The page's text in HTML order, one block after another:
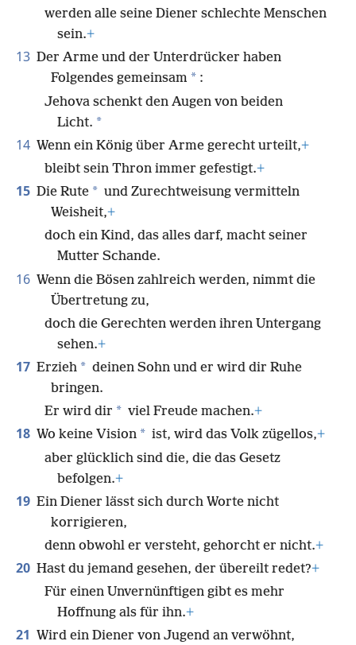
werden alle seine Diener schlechte Menschen
sein.+
13 Der Arme und der Unterdrücker haben
Folgendes gemeinsam * :
Jehova schenkt den Augen von beiden
Licht. *
14 Wenn ein König über Arme gerecht urteilt,+
bleibt sein Thron immer gefestigt.+
15 Die Rute * und Zurechtweisung vermitteln
Weisheit,+
doch ein Kind, das alles darf, macht seiner
Mutter Schande.
16 Wenn die Bösen zahlreich werden, nimmt die
Übertretung zu,
doch die Gerechten werden ihren Untergang
sehen.+
17 Erzieh * deinen Sohn und er wird dir Ruhe
bringen.
Er wird dir * viel Freude machen.+
18 Wo keine Vision * ist, wird das Volk zügellos,+
aber glücklich sind die, die das Gesetz
befolgen.+
19 Ein Diener lässt sich durch Worte nicht
korrigieren,
denn obwohl er versteht, gehorcht er nicht.+
20 Hast du jemand gesehen, der übereilt redet?+
Für einen Unvernünftigen gibt es mehr
Hoffnung als für ihn.+
21 Wird ein Diener von Jugend an verwöhnt,